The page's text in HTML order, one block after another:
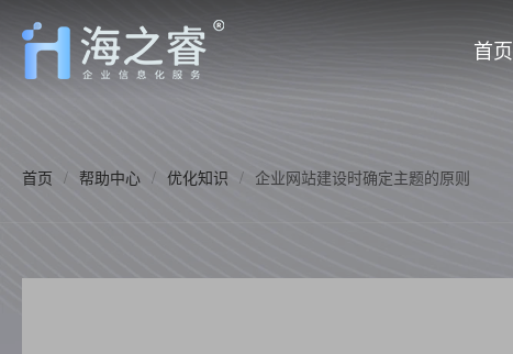
首页
首页 / 帮助中心 / 优化知识 / 企业网站建设时确定主题的原则